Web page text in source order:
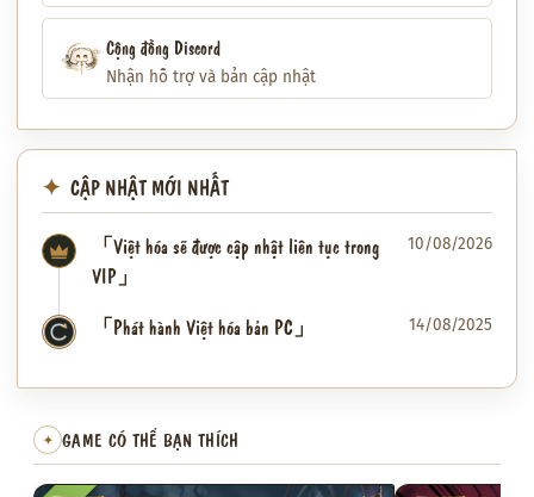
Cộng đồng Discord
Nhận hỗ trợ và bản cập nhật
CẬP NHẬT MỚI NHẤT
「Việt hóa sẽ được cập nhật liên tục trong
VIP」
10/08/2026
✦ 「Phát hành Việt hóa bản PC」 14/08/2025
✦ GAME CÓ THỂ BẠN THÍCH